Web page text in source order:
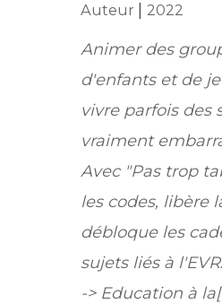
Auteur
2022
Animer des
d'enfants et de
vivre parfois des
vraiment
Avec "Pas trop
les codes, libère
débloque les
sujets liés à
-> Education à